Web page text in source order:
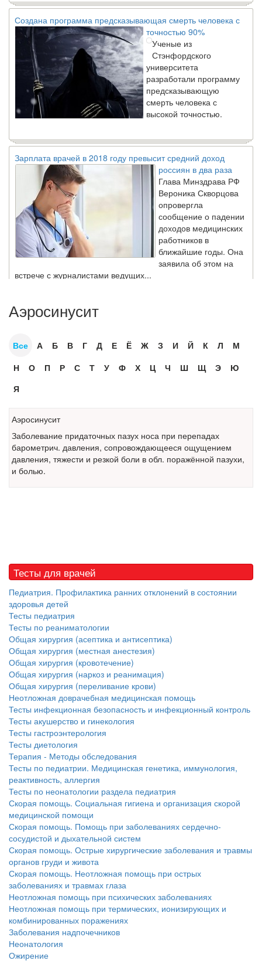
Создана программа предсказывающая смерть человека с
точностью 90%
Ученые из
Стэнфордского
университета
разработали программу
предсказывающую
смерть человека с
высокой точностью.
Зарплата врачей в 2018 году превысит средний доход
россиян в два раза
Глава Минздрава РФ
Вероника Скворцова
опровергла
сообщение о падении
доходов медицинских
работников в
ближайшие годы. Она
заявила об этом на
тревожную статистику. Она
острой кардиотоксичности и
Закон о праве родителей находиться с детьми в
реанимации внесен в Госдуму
Соответствующий
бесплатно, в течении всего срока лечения...
Аэросинусит
Все А Б В Г Д Е Ё Ж З И Й К Л
М
Н
О П Р С Т У Ф Х Ц Ч Ш Щ Э
Ю
Я
Аэросинусит
Заболевание придаточных пазух носа при перепадах
барометрич. давления, сопровождающееся ощущением
давления, тяжести и резкой боли в обл. поражённой пазухи,
и болью.
Тесты для врачей
Педиатрия. Профилактика ранних отклонений в состоянии
здоровья детей
Тесты педиатрия
Тесты по реаниматологии
Общая хирургия (асептика и антисептика)
Общая хирургия (местная анестезия)
Общая хирургия (кровотечение)
Общая хирургия (наркоз и реанимация)
Общая хирургия (переливание крови)
Неотложная доврачебная медицинская помощь
Тесты инфекционная безопасность и инфекционный контроль
Тесты акушерство и гинекология
Тесты гастроэнтерология
Тесты диетология
Терапия - Методы обследования
Тесты по педиатрии. Медицинская генетика, иммунология,
реактивность, аллергия
Тесты по неонатологии раздела педиатрия
Скорая помощь. Социальная гигиена и организация скорой
медицинской помощи
Скорая помощь. Помощь при заболеваниях сердечно-
сосудистой и дыхательной систем
Скорая помощь. Острые хирургические заболевания и травмы
органов груди и живота
Скорая помощь. Неотложная помощь при острых
заболеваниях и травмах глаза
Неотложная помощь при психических заболеваниях
Неотложная помощь при термических, ионизирующих и
комбинированных поражениях
Заболевания надпочечников
Неонатология
Ожирение